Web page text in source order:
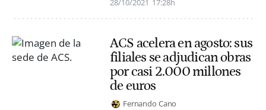
28/10/2021 17:28h
ACS acelera en agosto: sus
filiales se adjudican obras
por casi 2.000 millones
de euros
Fernando Cano